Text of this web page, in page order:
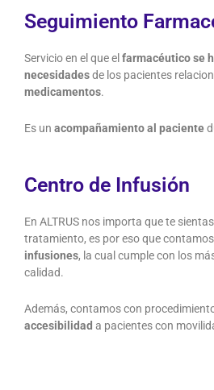
Seguimiento
Servicio en el que el farmacéutico se
necesidadesde los pacientes
medicamentos.
Es un acompañamiento al paciente
Centro de Infusión
En ALTRUS nos importa que te
tratamiento, es por eso que
infusiones, la cual cumple con los
calidad.
Además, contamos con
accesibilidad a pacientes con